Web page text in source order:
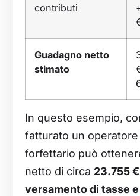
contributi
Guadagno netto
stimato
In questo esempio,
fatturato un
forfettario può
netto di circa 23.755
versamento di tasse